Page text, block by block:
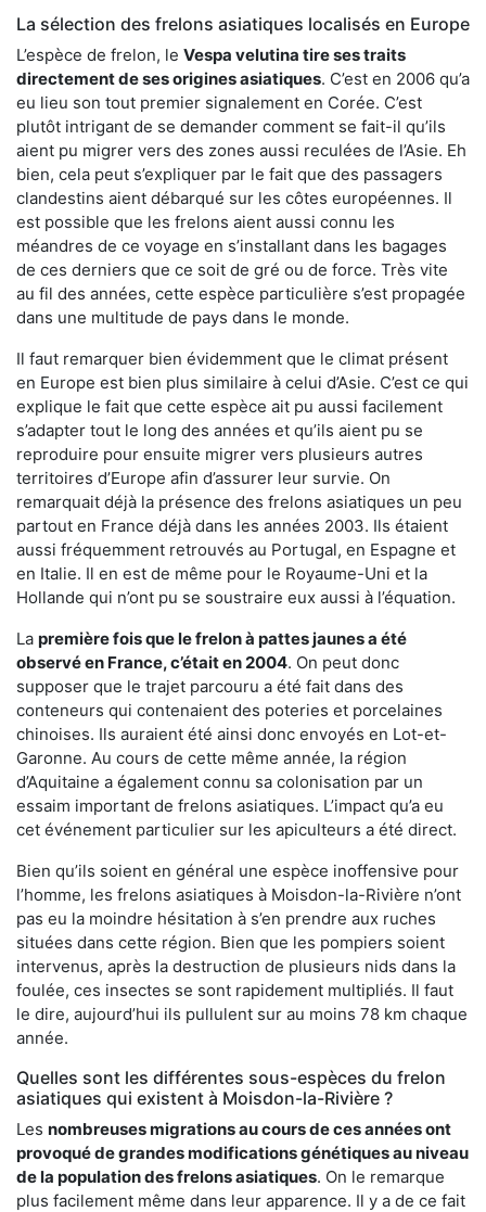
La sélection des frelons asiatiques localisés en Europe
L’espèce de frelon, le Vespa velutina tire ses traits
directement de ses origines asiatiques. C’est en 2006 qu’a
eu lieu son tout premier signalement en Corée. C’est
plutôt intrigant de se demander comment se fait-il qu’ils
aient pu migrer vers des zones aussi reculées de l’Asie. Eh
bien, cela peut s’expliquer par le fait que des passagers
clandestins aient débarqué sur les côtes européennes. Il
est possible que les frelons aient aussi connu les
méandres de ce voyage en s’installant dans les bagages
de ces derniers que ce soit de gré ou de force. Très vite
au fil des années, cette espèce particulière s’est propagée
dans une multitude de pays dans le monde.
Il faut remarquer bien évidemment que le climat présent
en Europe est bien plus similaire à celui d’Asie. C’est ce qui
explique le fait que cette espèce ait pu aussi facilement
s’adapter tout le long des années et qu’ils aient pu se
reproduire pour ensuite migrer vers plusieurs autres
territoires d’Europe afin d’assurer leur survie. On
remarquait déjà la présence des frelons asiatiques un peu
partout en France déjà dans les années 2003. Ils étaient
aussi fréquemment retrouvés au Portugal, en Espagne et
en Italie. Il en est de même pour le Royaume-Uni et la
Hollande qui n’ont pu se soustraire eux aussi à l’équation.
La première fois que le frelon à pattes jaunes a été
observé en France, c’était en 2004. On peut donc
supposer que le trajet parcouru a été fait dans des
conteneurs qui contenaient des poteries et porcelaines
chinoises. Ils auraient été ainsi donc envoyés en Lot-et-
Garonne. Au cours de cette même année, la région
d’Aquitaine a également connu sa colonisation par un
essaim important de frelons asiatiques. L’impact qu’a eu
cet événement particulier sur les apiculteurs a été direct.
Bien qu’ils soient en général une espèce inoffensive pour
l’homme, les frelons asiatiques à Moisdon-la-Rivière n’ont
pas eu la moindre hésitation à s’en prendre aux ruches
situées dans cette région. Bien que les pompiers soient
intervenus, après la destruction de plusieurs nids dans la
foulée, ces insectes se sont rapidement multipliés. Il faut
le dire, aujourd’hui ils pullulent sur au moins 78 km chaque
année.
Quelles sont les différentes sous-espèces du frelon
asiatiques qui existent à Moisdon-la-Rivière ?
Les nombreuses migrations au cours de ces années ont
provoqué de grandes modifications génétiques au niveau
de la population des frelons asiatiques. On le remarque
plus facilement même dans leur apparence. Il y a de ce fait